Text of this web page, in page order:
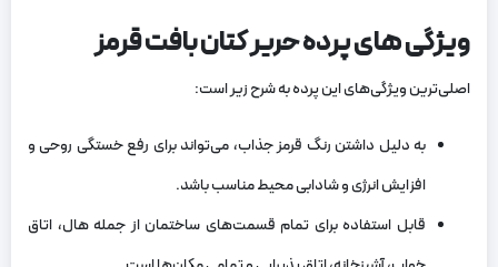
ویژگی های پرده حریر کتان بافت قرمز
اصلی‌ترین ویژگی‌های این پرده به شرح زیر است:
به دلیل داشتن رنگ قرمز جذاب، می‌تواند برای رفع خستگی روحی و
افزایش انرژی و شادابی محیط مناسب باشد.
قابل استفاده برای تمام قسمت‌های ساختمان از جمله هال، اتاق